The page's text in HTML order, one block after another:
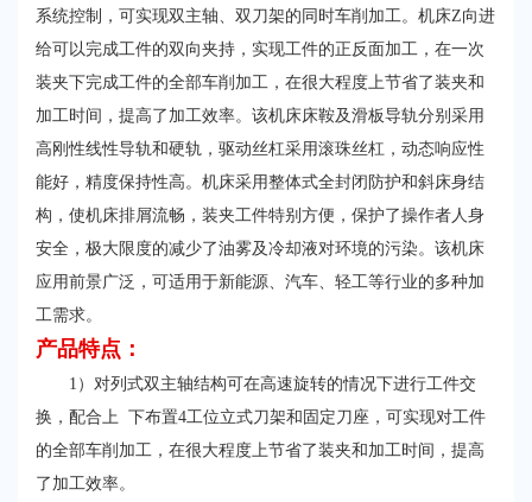
系统控制，可实现双主轴、双刀架的同时车削加工。机床Z向进
给可以完成工件的双向夹持，实现工件的正反面加工，在一次
装夹下完成工件的全部车削加工，在很大程度上节省了装夹和
加工时间，提高了加工效率。该机床床鞍及滑板导轨分别采用
高刚性线性导轨和硬轨，驱动丝杠采用滚珠丝杠，动态响应性
能好，精度保持性高。机床采用整体式全封闭防护和斜床身结
构，使机床排屑流畅，装夹工件特别方便，保护了操作者人身
安全，极大限度的减少了油雾及冷却液对环境的污染。该机床
应用前景广泛，可适用于新能源、汽车、轻工等行业的多种加
工需求。
产品特点：
1）对列式双主轴结构可在高速旋转的情况下进行工件交
换，配合上 下布置4工位立式刀架和固定刀座，可实现对工件
的全部车削加工，在很大程度上节省了装夹和加工时间，提高
了加工效率。